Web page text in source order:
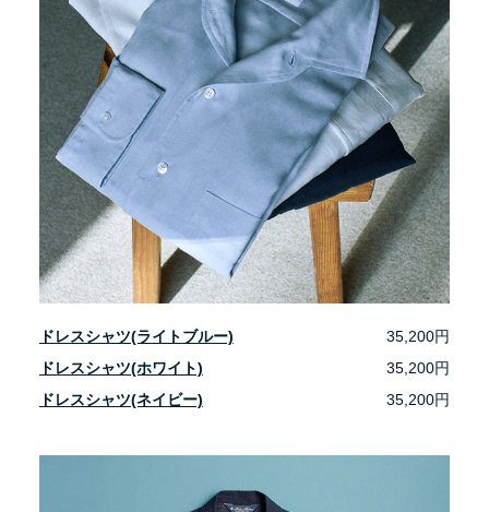
ドレスシャツ(ライトブルー)
35,200円
ドレスシャツ(ホワイト)
35,200円
ドレスシャツ(ネイビー)
35,200円